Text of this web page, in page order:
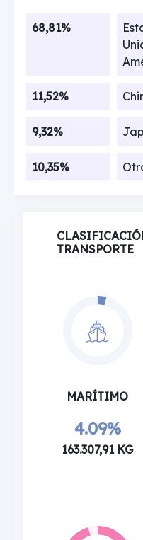
68,81%
11,52%
9,32%
10,35%
TRANSPORTE
MARÍTIMO
4.09%
163.307,91 KG